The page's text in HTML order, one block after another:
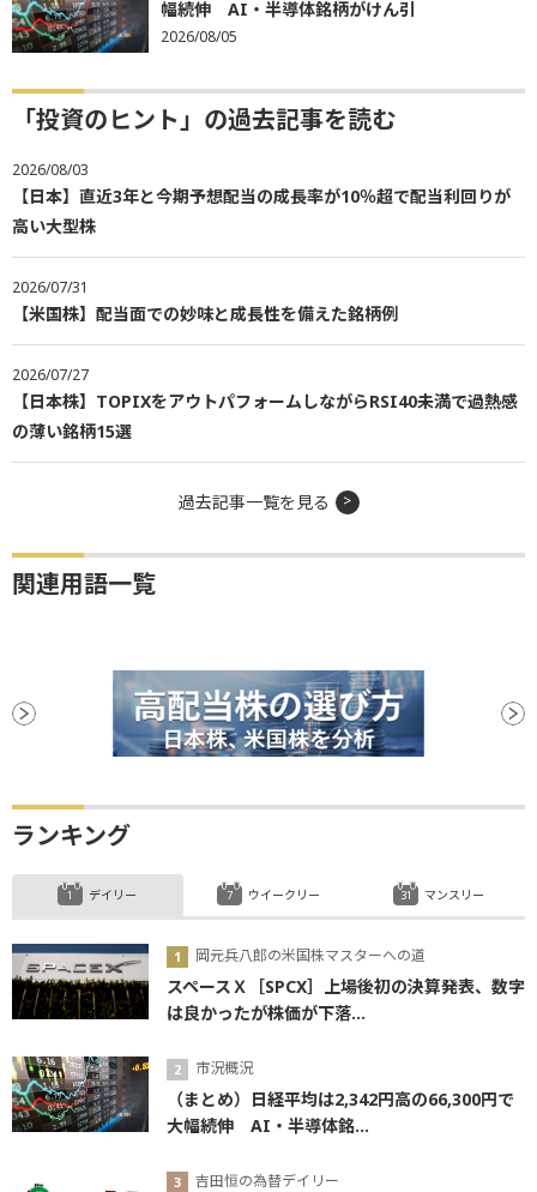
幅続伸 AI・半導体銘柄がけん引
2026/08/05
「投資のヒント」の過去記事を読む
2026/08/03
【日本】直近3年と今期予想配当の成長率が10％超で配当利回りが
高い大型株
2026/07/31
【米国株】配当面での妙味と成長性を備えた銘柄例
2026/07/27
【日本株】TOPIXをアウトパフォームしながらRSI40未満で過熱感
の薄い銘柄15選
過去記事一覧を見る
関連用語一覧
ランキング
デイリー
岡元兵八郎の米国株マスターへの道
スペースＸ［SPCX］上場後初の決算発表、数字
は良かったが株価が下落...
市況概況
（まとめ）日経平均は2,342円高の66,300円で
大幅続伸 AI・半導体銘...
吉田恒の為替デイリー
ウイークリー マンスリー